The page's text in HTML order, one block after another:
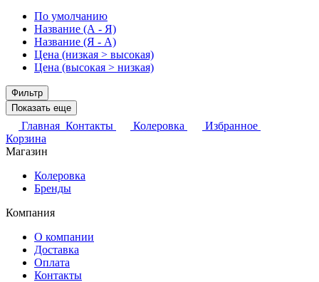
По умолчанию
Название (А - Я)
Название (Я - А)
Цена (низкая > высокая)
Цена (высокая > низкая)
Фильтр
Показать еще
Главная Контакты Колеровка
Избранное
Корзина
Магазин
Колеровка
Бренды
Компания
О компании
Доставка
Оплата
Контакты